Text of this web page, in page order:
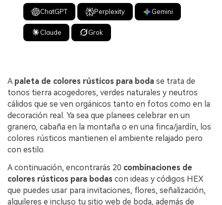
ChatGPT Perplexity Gemini
Claude Grok
A paleta de colores rústicos para boda se trata de
tonos tierra acogedores, verdes naturales y neutros
cálidos que se ven orgánicos tanto en fotos como en la
decoración real. Ya sea que planees celebrar en un
granero, cabaña en la montaña o en una finca/jardín, los
colores rústicos mantienen el ambiente relajado pero
con estilo.
A continuación, encontrarás 20 combinaciones de
colores rústicos para bodas con ideas y códigos HEX
que puedes usar para invitaciones, flores, señalización,
alquileres e incluso tu sitio web de boda, además de